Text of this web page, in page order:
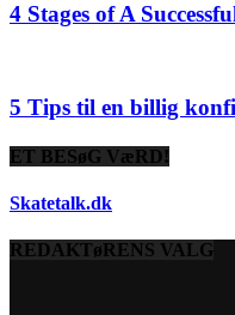
4 Stages of A
5 Tips til en billig
ET BESøG VæRD!
Skatetalk.dk
REDAKTøRENS VALG